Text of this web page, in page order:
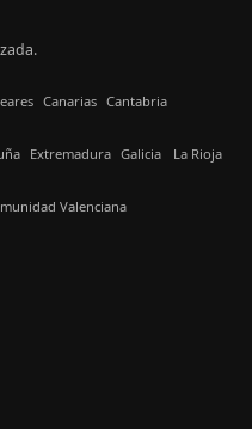
Canarias Cantabria
Extremadura Galicia La Rioja
Valenciana